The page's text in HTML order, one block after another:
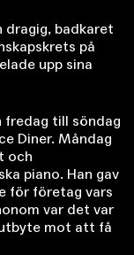
dragig, badkaret
på
upp sina
fredag till söndag
Diner. Måndag
och
piano. Han gav
för företag vars
var det var
mot att få